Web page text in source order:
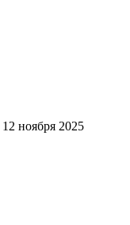
12 ноября 2025